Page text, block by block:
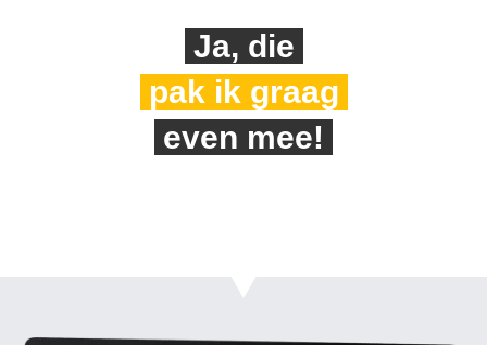
Ja, die
pak ik graag
even mee!